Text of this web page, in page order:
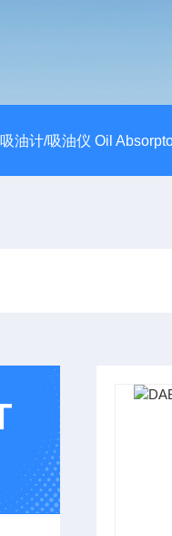
油计/吸油仪 Oil